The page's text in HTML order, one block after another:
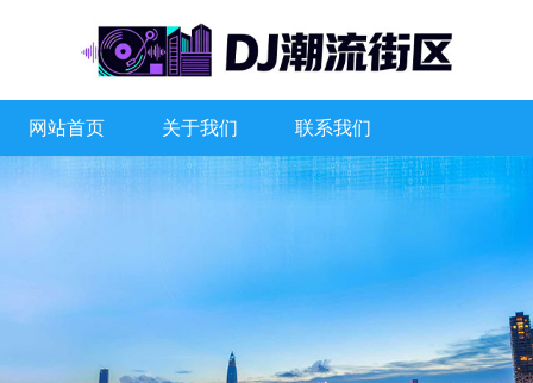
网站首页 关于我们 联系我们